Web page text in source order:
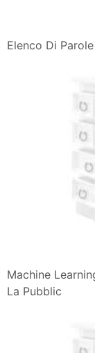
Elenco Di
Machine
La Pubblic